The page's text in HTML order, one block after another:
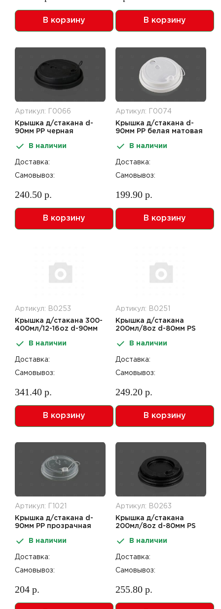
В корзину В корзину
Артикул: Г0066
Крышка д/стакана d-
90мм PP черная
В наличии
Доставка:
Самовывоз:
240.50 р.
В корзину
Артикул: Г0074
Крышка д/стакана d-
90мм PP белая матовая
В наличии
Доставка:
Самовывоз:
199.90 р.
В корзину
Артикул: В0253
Крышка д/стакана 300-
400мл/12-16oz d-90мм
В наличии
Доставка:
Самовывоз:
341.40 р.
В корзину
Артикул: В0251
Крышка д/стакана
200мл/8oz d-80мм PS
В наличии
Доставка:
Самовывоз:
249.20 р.
В корзину
Артикул: Г1021
Крышка д/стакана d-
90мм PP прозрачная
В наличии
Доставка:
Самовывоз:
204 р.
Артикул: В0263
Крышка д/стакана
200мл/8oz d-80мм PS
В наличии
Доставка:
Самовывоз:
255.80 р.